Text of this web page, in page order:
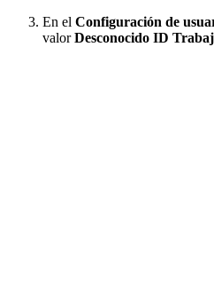
En el Configuración de
valorDesconocido ID